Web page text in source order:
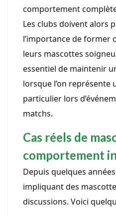
comportement
Les clubs doivent alors
l’importance de former
leurs mascottes
essentiel de maintenir
lorsque l’on représente
particulier lors
matchs.
Cas réels de
comportement
Depuis quelques
impliquant des
discussions. Voici